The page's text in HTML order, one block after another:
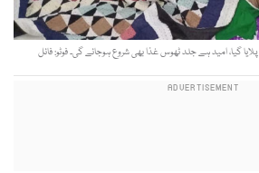
گیا، امید ہے جلد ٹھوس غذا بھی شروع ہوجائے گی۔ فوٹو: فائل